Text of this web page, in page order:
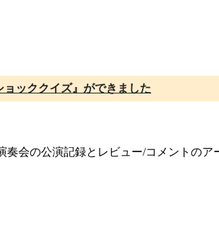
ッククイズ』ができました
会の公演記録とレビュー/コメントのア